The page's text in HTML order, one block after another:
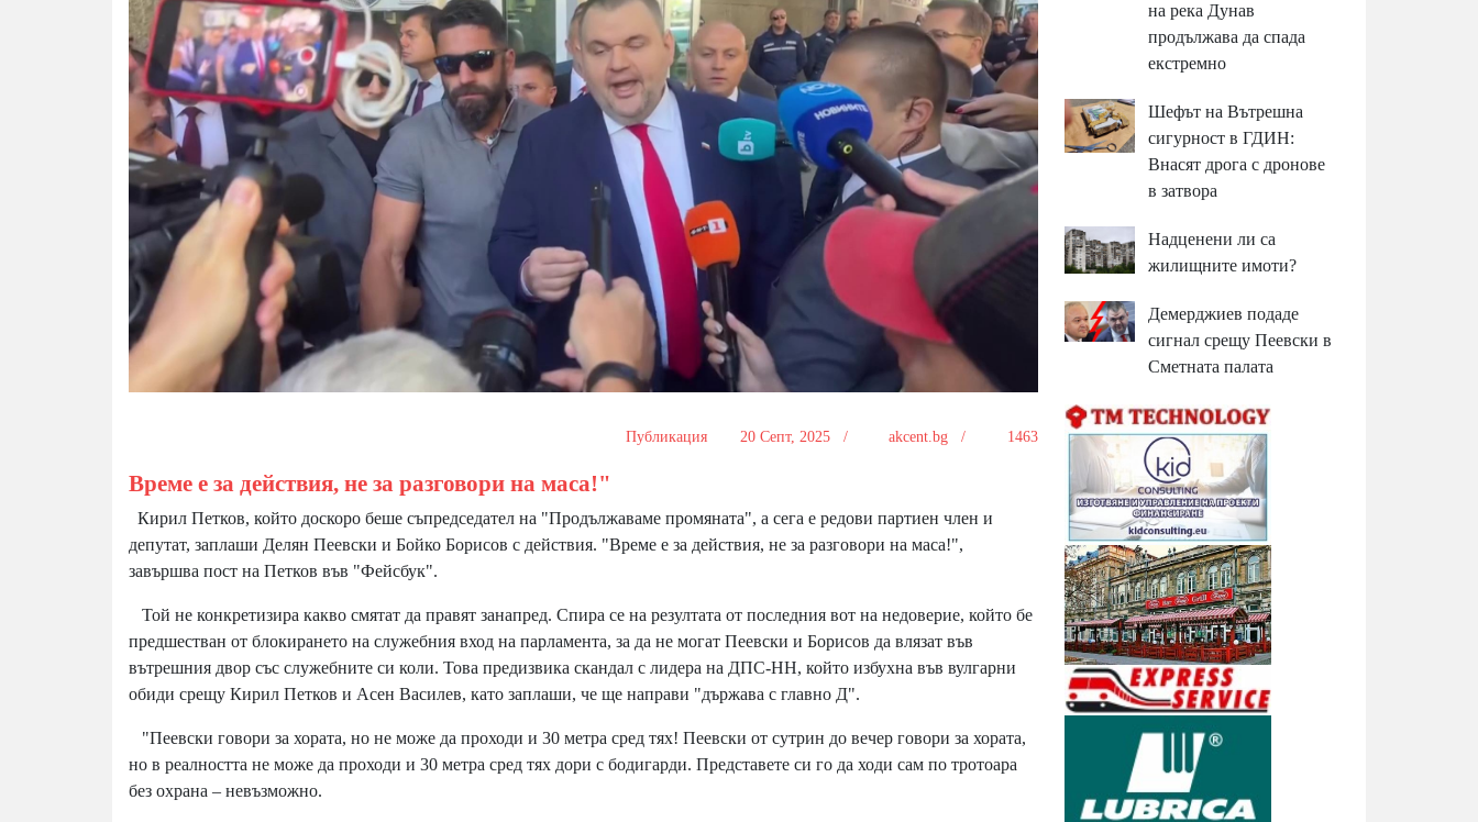
Публикация 20 Септ, 2025 / akcent.bg / 1463
Време е за действия, не за разговори на маса!"
Кирил Петков, който доскоро беше съпредседател на "Продължаваме промяната", а сега е редови партиен член и
депутат, заплаши Делян Пеевски и Бойко Борисов с действия. "Време е за действия, не за разговори на маса!",
завършва пост на Петков във "Фейсбук".
Той не конкретизира какво смятат да правят занапред. Спира се на резултата от последния вот на недоверие, който бе
предшестван от блокирането на служебния вход на парламента, за да не могат Пеевски и Борисов да влязат във
вътрешния двор със служебните си коли. Това предизвика скандал с лидера на ДПС-НН, който избухна във вулгарни
обиди срещу Кирил Петков и Асен Василев, като заплаши, че ще направи "държава с главно Д".
"Пеевски говори за хората, но не може да проходи и 30 метра сред тях! Пеевски от сутрин до вечер говори за хората,
но в реалността не може да проходи и 30 метра сред тях дори с бодигарди. Представете си го да ходи сам по тротоара
без охрана – невъзможно.
на река Дунав
продължава да спада
екстремно
Шефът на Вътрешна
сигурност в ГДИН:
Внасят дрога с дронове
в затвора
Надценени ли са
жилищните имоти?
Демерджиев подаде
сигнал срещу Пеевски в
Сметната палата